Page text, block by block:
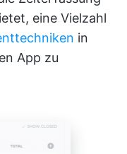
eine Vielzahl
in
App zu